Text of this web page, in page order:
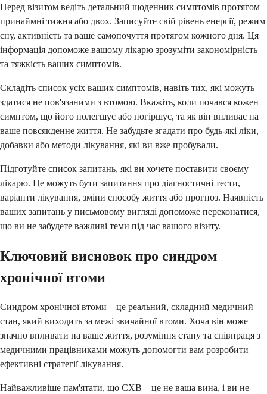
Перед візитом ведіть детальний щоденник симптомів протягом
принаймні тижня або двох. Записуйте свій рівень енергії, режим
сну, активність та ваше самопочуття протягом кожного дня. Ця
інформація допоможе вашому лікарю зрозуміти закономірність
та тяжкість ваших симптомів.
Складіть список усіх ваших симптомів, навіть тих, які можуть
здатися не пов'язаними з втомою. Вкажіть, коли почався кожен
симптом, що його полегшує або погіршує, та як він впливає на
ваше повсякденне життя. Не забудьте згадати про будь-які ліки,
добавки або методи лікування, які ви вже пробували.
Підготуйте список запитань, які ви хочете поставити своєму
лікарю. Це можуть бути запитання про діагностичні тести,
варіанти лікування, зміни способу життя або прогноз. Наявність
ваших запитань у письмовому вигляді допоможе переконатися,
що ви не забудете важливі теми під час вашого візиту.
Ключовий висновок про синдром
хронічної втоми
Синдром хронічної втоми – це реальний, складний медичний
стан, який виходить за межі звичайної втоми. Хоча він може
значно впливати на ваше життя, розуміння стану та співпраця з
медичними працівниками можуть допомогти вам розробити
ефективні стратегії лікування.
Найважливіше пам'ятати, що СХВ – це не ваша вина, і ви не